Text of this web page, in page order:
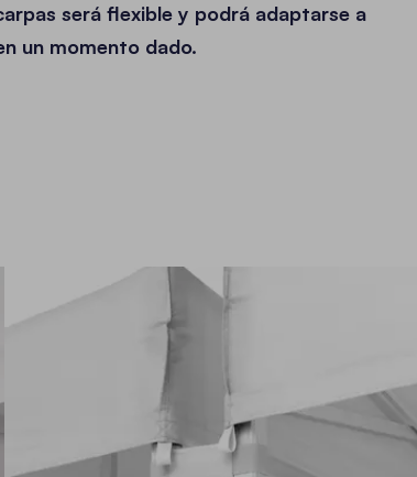
será flexible y podrá adaptarse a
un momento dado.